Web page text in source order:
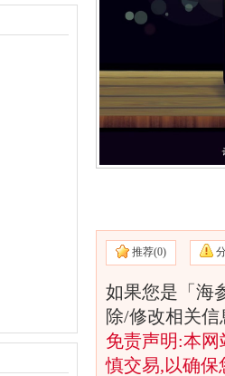
推荐(0)
如果您是「海
除/修改相关
免责声明:本
慎交易,以确